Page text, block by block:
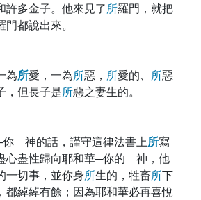
許多金子。他來見了所羅門，就把
門都說出來。
為所愛，一為所惡， 所愛的、 所惡
，但長子是所惡之妻生的。
你 神的話，謹守這律法書上所寫
心盡性歸向耶和華─你的 神，他
一切事，並你身所生的，牲畜所下
都綽綽有餘；因為耶和華必再喜悅